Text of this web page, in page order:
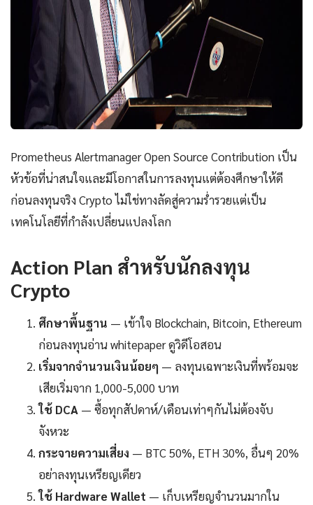
Prometheus Alertmanager Open Source Contribution เป็น
หัวข้อที่น่าสนใจและมีโอกาสในการลงทุนแต่ต้องศึกษาให้ดี
ก่อนลงทุนจริง Crypto ไม่ใช่ทางลัดสู่ความร่ำรวยแต่เป็น
เทคโนโลยีที่กำลังเปลี่ยนแปลงโลก
Action Plan สำหรับนักลงทุน
Crypto
ศึกษาพื้นฐาน — เข้าใจ Blockchain, Bitcoin, Ethereum
ก่อนลงทุนอ่าน whitepaper ดูวิดีโอสอน
เริ่มจากจำนวนเงินน้อยๆ — ลงทุนเฉพาะเงินที่พร้อมจะ
เสียเริ่มจาก 1,000-5,000 บาท
ใช้ DCA — ซื้อทุกสัปดาห์/เดือนเท่าๆกันไม่ต้องจับ
จังหวะ
กระจายความเสี่ยง — BTC 50%, ETH 30%, อื่นๆ 20%
อย่าลงทุนเหรียญเดียว
ใช้ Hardware Wallet — เก็บเหรียญจำนวนมากใน